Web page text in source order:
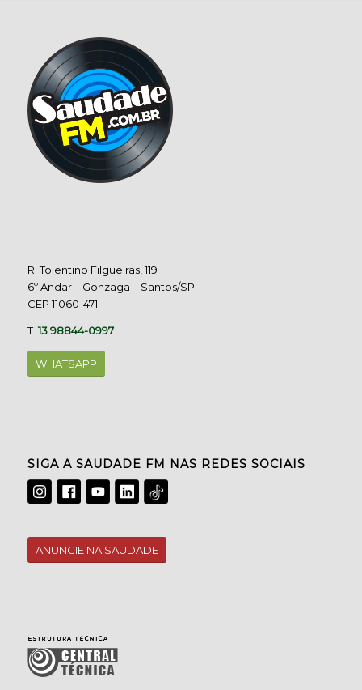
R. Tolentino Filgueiras, 119
6º Andar – Gonzaga – Santos/SP
CEP 11060-471
T.13 98844-0997
WHATSAPP
SIGA A SAUDADE FM NAS REDES SOCIAIS
ANUNCIE NA SAUDADE